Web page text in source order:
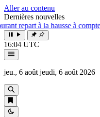
Aller au contenu
Dernières nouvelles
à la hausse à compter du
16:04 UTC
jeu., 6 août jeudi, 6 août 2026